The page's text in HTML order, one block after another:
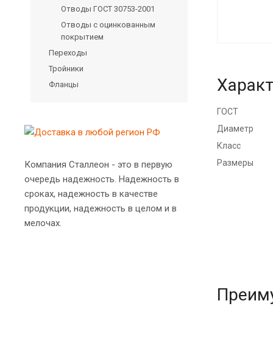
ГОСТ
Диаметр
Класс
Размеры
Отводы ГОСТ 30753-2001
Отводы с оцинкованным
покрытием
Переходы
Тройники
Фланцы
Компания Сталлеон - это в первую
очередь надежность. Надежность в
сроках, надежность в качестве
продукции, надежность в целом и в
мелочах.